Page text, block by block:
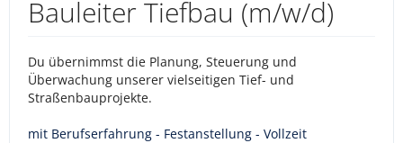
Bauleiter Tiefbau (m/w/d)
Du übernimmst die Planung, Steuerung und
Überwachung unserer vielseitigen Tief- und
Straßenbauprojekte.
mit Berufserfahrung - Festanstellung - Vollzeit